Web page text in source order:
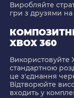
Виробляйте
гри з друзями на
XBOX 360
Використовуйте
стандартною
це з'єднання
Відтворюйте
входить у